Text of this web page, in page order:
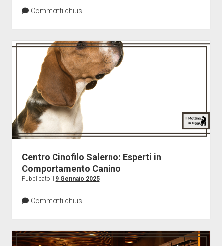
Commenti chiusi
Centro Cinofilo Salerno: Esperti in
Comportamento Canino
Pubblicato il 9 Gennaio 2025
Commenti chiusi